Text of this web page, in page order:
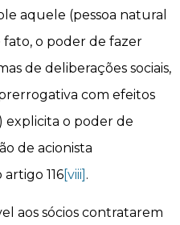
aquele (pessoa natural
o poder de fazer
de deliberações sociais,
com efeitos
explicita o poder de
de acionista
116[viii] .
aos sócios contratarem